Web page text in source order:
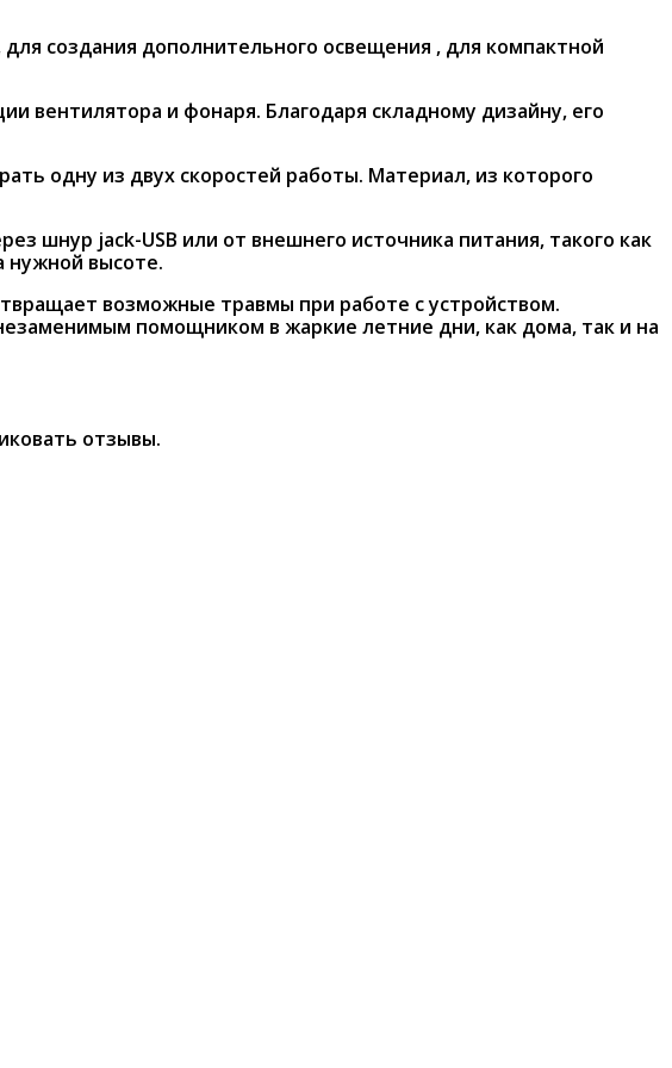
создания дополнительного освещения , для компактной
вентилятора и фонаря. Благодаря складному дизайну, его
одну из двух скоростей работы. Материал, из которого
шнур jack-USB или от внешнего источника питания, такого как
нужной высоте.
возможные травмы при работе с устройством.
помощником в жаркие летние дни, как дома, так и на
отзывы.